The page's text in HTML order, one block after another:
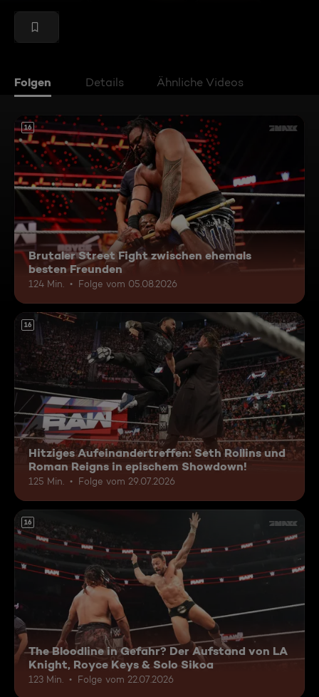
Folgen Details Ähnliche Videos
16
Brutaler Street Fight zwischen ehemals
besten Freunden
124 Min. Folge vom 05.08.2026
16
Hitziges Aufeinandertreffen: Seth Rollins und
Roman Reigns in epischem Showdown!
125 Min. Folge vom 29.07.2026
16
The Bloodline in Gefahr? Der Aufstand von LA
Knight, Royce Keys & Solo Sikoa
123 Min. Folge vom 22.07.2026